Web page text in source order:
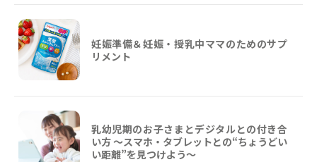
妊娠準備＆妊娠・授乳中ママのためのサプ
リメント
乳幼児期のお子さまとデジタルとの付き合
い方 ～スマホ・タブレットとの“ちょうどい
い距離”を見つけよう〜